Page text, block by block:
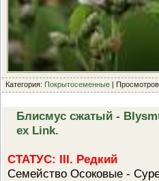
Категория: Покрытосеменные |
Блисмус сжатый -
ex Link.
СТАТУС: III. Редкий
Семейство Осоковые -